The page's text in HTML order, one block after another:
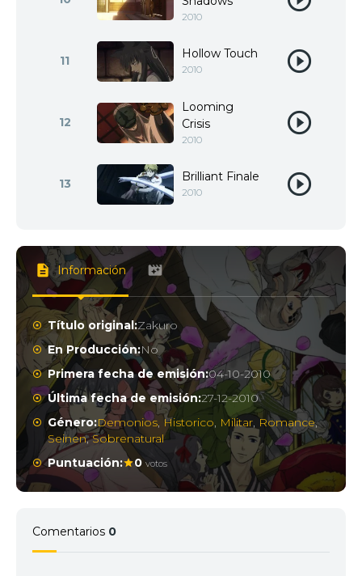
2010
11 Hollow Touch
2010
12
Looming
Crisis
2010
13 Brilliant Finale
2010
Información
Título original:Zakuro
En Producción:No
Primera fecha de emisión:04-10-2010
Última fecha de emisión:27-12-2010
Género:Demonios, Historico, Militar, Romance,
Seinen,Sobrenatural
Puntuación:
0 votos
Comentarios 0